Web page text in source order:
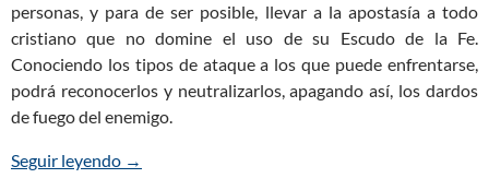
personas, y para de ser posible, llevar a la apostasía a todo
cristiano que no domine el uso de su Escudo de la Fe.
Conociendo los tipos de ataque a los que puede enfrentarse,
podrá reconocerlos y neutralizarlos, apagando así, los dardos
de fuego del enemigo.
Seguir leyendo El Escudo de la Fe Apaga las Flechas
→